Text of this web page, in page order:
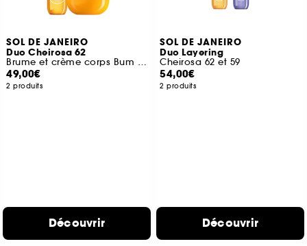
SOL DE JANEIRO
Duo Cheirosa 62
Brume et crème corps Bum Bum
49,00€
2 produits
Découvrir
SOL DE JANEIRO
Duo Layering
Cheirosa 62 et 59
54,00€
2 produits
Découvrir